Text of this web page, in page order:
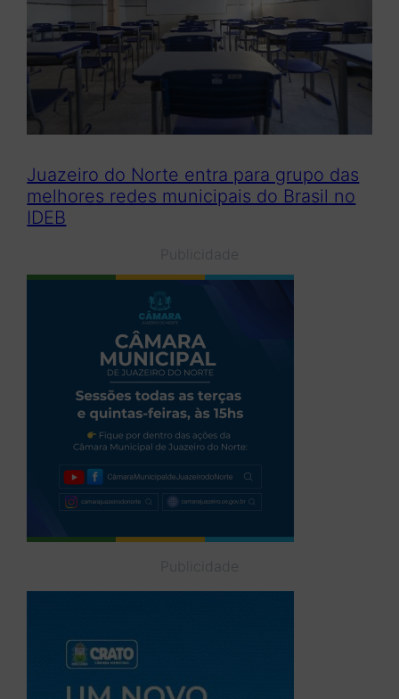
Juazeiro do Norte entra para grupo das
melhores redes municipais do Brasil no
IDEB
Publicidade
Publicidade